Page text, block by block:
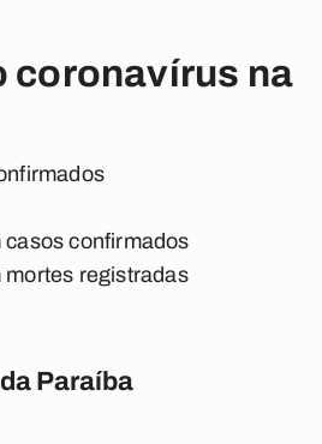
coronavírus na
confirmados
mortes registradas
Paraíba